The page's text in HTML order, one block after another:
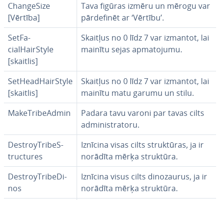
Chan­ge­Si­ze
[Vērtība]
Tava figūras izmēru un mērogu var
pār­de­fi­nēt ar ‘Vērtību’.
SetFa­
cialHairStyle
[skaitlis]
Skaitļus no 0 līdz 7 var izmantot, lai
mainītu sejas ap­ma­to­ju­mu.
SetHeadHairStyle
[skaitlis]
Skaitļus no 0 līdz 7 var izmantot, lai
mainītu matu garumu un stilu.
Ma­keT­ri­beAd­min
Padara tavu varoni par tavas cilts
ad­mi­nis­tra­to­ru.
Des­troyTri­beS­
tructu­res
Iznīcina visas cilts struk­tū­ras, ja ir
norādīta mērķa struktūra.
Des­troyTri­be­Di­
nos
Iznīcina visus cilts di­no­zau­rus, ja ir
norādīta mērķa struktūra.